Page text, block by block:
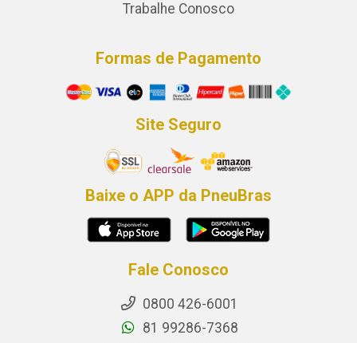
Trabalhe Conosco
Formas de Pagamento
Site Seguro
Baixe o APP da PneuBras
Fale Conosco
0800 426-6001
81 99286-7368